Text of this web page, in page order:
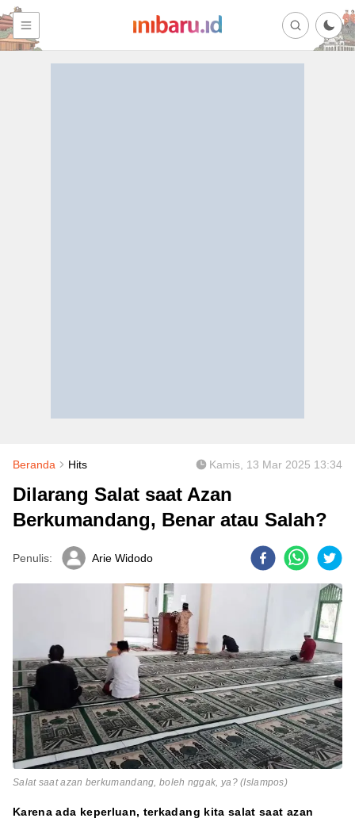
Beranda Hits Kamis, 13 Mar 2025 13:34
Dilarang Salat saat Azan
Berkumandang, Benar atau Salah?
Penulis: Arie Widodo
Salat saat azan berkumandang, boleh nggak, ya? (Islampos)
Karena ada keperluan, terkadang kita salat saat azan